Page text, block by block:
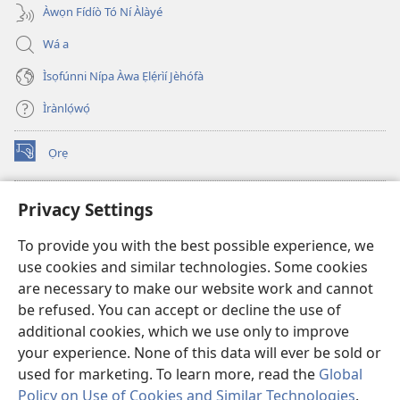
Privacy Settings
To provide you with the best possible experience, we
use cookies and similar technologies. Some cookies
are necessary to make our website work and cannot
be refused. You can accept or decline the use of
additional cookies, which we use only to improve
your experience. None of this data will ever be sold or
used for marketing. To learn more, read the Global
Policy on Use of Cookies and Similar Technologies.
Àwọn Fídíò Tó Ní Àlàyé
Wá a
Ìsọfúnni Nípa Àwa Ẹlẹ́rìí Jèhófà
Ìrànlọ́wọ́
Ọrẹ
(opens
new
ÀKÁ ÌWÉ ORÍ ÍŃTÁNẸ́Ẹ̀TÌ TI Watchtower™
(opens
window)JW Hub
(opens
new
window)JW Library
Watchtower Library ®